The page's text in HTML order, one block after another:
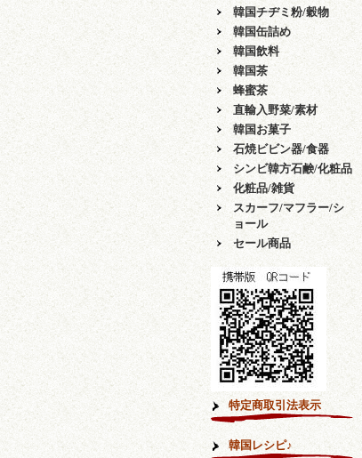
韓国チヂミ粉/穀物
韓国缶詰め
韓国飲料
韓国茶
蜂蜜茶
直輸入野菜/素材
韓国お菓子
石焼ビビン器/食器
シンビ韓方石鹸/化粧品
化粧品/雑貨
スカーフ/マフラー/シ
ョール
セール商品
特定商取引法表示
韓国レシピ♪